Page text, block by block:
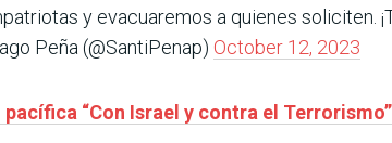
y evacuaremos a quienes soliciten.
Peña (@SantiPenap) October 12, 2023
“Con Israel y contra el